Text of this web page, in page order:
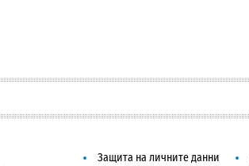
Защита на личните данни